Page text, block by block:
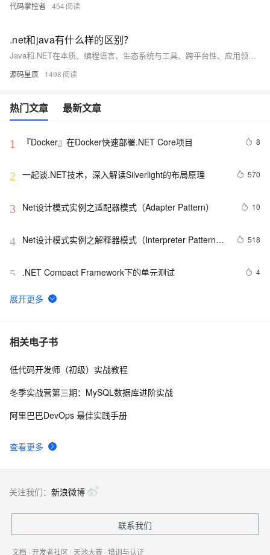
代码掌控者 454
.net和java有什么样的区别？
Java和.NET在本质、编程语言、生态系统与工具、跨平台性、应用领域、性能与效率以及安全性与可靠性等方面都存在明显的区别。选择哪个平台取决于具体的需求、技术栈和目标平台。
源码星辰 1498
热门文章 最新文章
1 『Docker』在Docker快速部署.NET Core项目 8
2 一起谈.NET技术，深入解读Silverlight的布局原理 570
3 Net设计模式实例之适配器模式（Adapter Pattern） 10
4 Net设计模式实例之解释器模式（Interpreter Pattern）
518
5 .NET Compact Framework下的单元测试 4
6 .NET设计模式（12）：外观模式（Façade Pattern）
7 将 DataTable 或 String 数据转化为json(.NET)
8 .NET深入解析LINQ框架（三：LINQ优雅的前奏）
用-Web
相关电子书
查看更多
低代码开发师（初级）实战教程
冬季实战营第三期：MySQL数据库进阶实战
阿里巴巴DevOps 最佳实践手册
关注我们： 新浪微博
联系我们
文档 | 开发者社区 | 天池大赛 | 培训与认证